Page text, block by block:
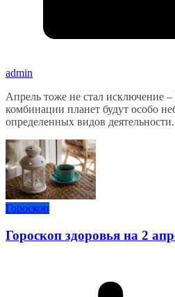
admin
Апрель тоже не стал исключение –
комбинации планет будут особо
определенных видов деятельности.
Гороскоп
Гороскоп здоровья на 2